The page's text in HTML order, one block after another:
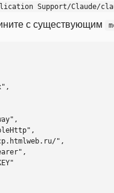
Support/Claude/
с существующим